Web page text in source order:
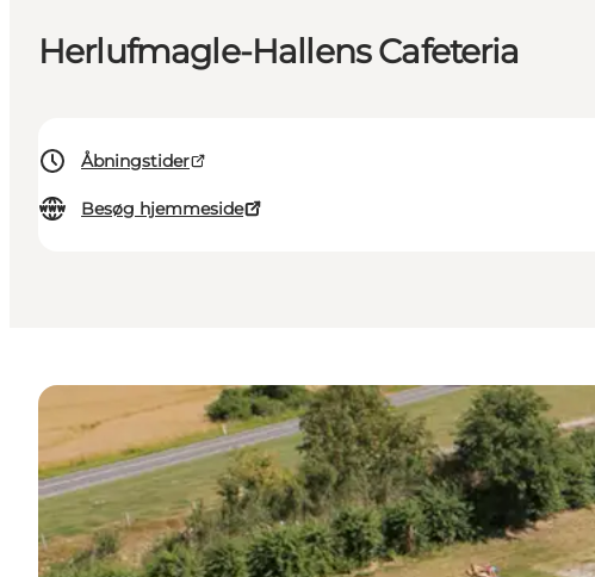
Herlufmagle-Hallens Cafeteria
Åbningstider
Besøg hjemmeside